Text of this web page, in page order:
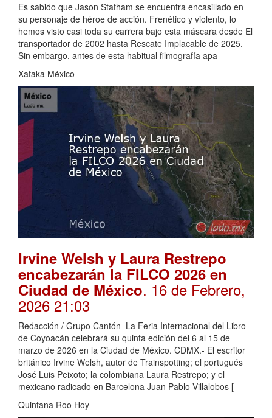
Es sabido que Jason Statham se encuentra encasillado en
su personaje de héroe de acción. Frenético y violento, lo
hemos visto casi toda su carrera bajo esta máscara desde El
transportador de 2002 hasta Rescate Implacable de 2025.
Sin embargo, antes de esta habitual filmografía apa
Xataka México
Irvine Welsh y Laura Restrepo
encabezarán la FILCO 2026 en
Ciudad de México. 16 de Febrero,
2026 21:03
Redacción / Grupo Cantón La Feria Internacional del Libro
de Coyoacán celebrará su quinta edición del 6 al 15 de
marzo de 2026 en la Ciudad de México. CDMX.- El escritor
británico Irvine Welsh, autor de Trainspotting; el portugués
José Luis Peixoto; la colombiana Laura Restrepo; y el
mexicano radicado en Barcelona Juan Pablo Villalobos [
Quintana Roo Hoy